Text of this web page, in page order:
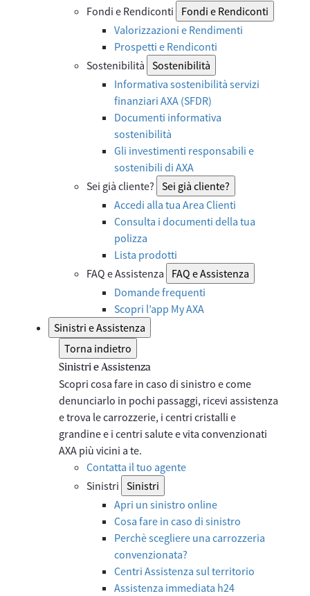
Fondi e Rendiconti
Fondi e Rendiconti
Valorizzazioni e Rendimenti
Prospetti e Rendiconti
Sostenibilità Sostenibilità
Informativa sostenibilità servizi
finanziari AXA (SFDR)
Documenti informativa
sostenibilità
Gli investimenti responsabili e
sostenibili di AXA
Sei già cliente? Sei già cliente?
Accedi alla tua Area Clienti
Consulta i documenti della tua
polizza
Lista prodotti
FAQ e Assistenza
FAQ e Assistenza
Domande frequenti
Scopri l’app My AXA
Sinistri e Assistenza
Torna indietro
Sinistri e Assistenza
Scopri cosa fare in caso di sinistro e come
denunciarlo in pochi passaggi, ricevi assistenza
e trova le carrozzerie, i centri cristalli e
grandine e i centri salute e vita convenzionati
AXA più vicini a te.
Contatta il tuo agente
Sinistri Sinistri
Apri un sinistro online
Cosa fare in caso di sinistro
Perchè scegliere una carrozzeria
convenzionata?
Centri Assistenza sul territorio
Assistenza immediata h24